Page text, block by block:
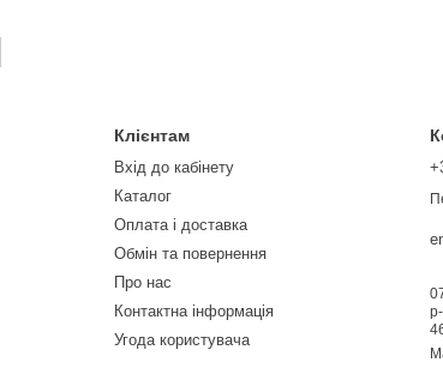
Клієнтам
Вхід до кабінету
Каталог
Оплата і доставка
Обмін та повернення
Про нас
Контактна інформація
Угода користувача